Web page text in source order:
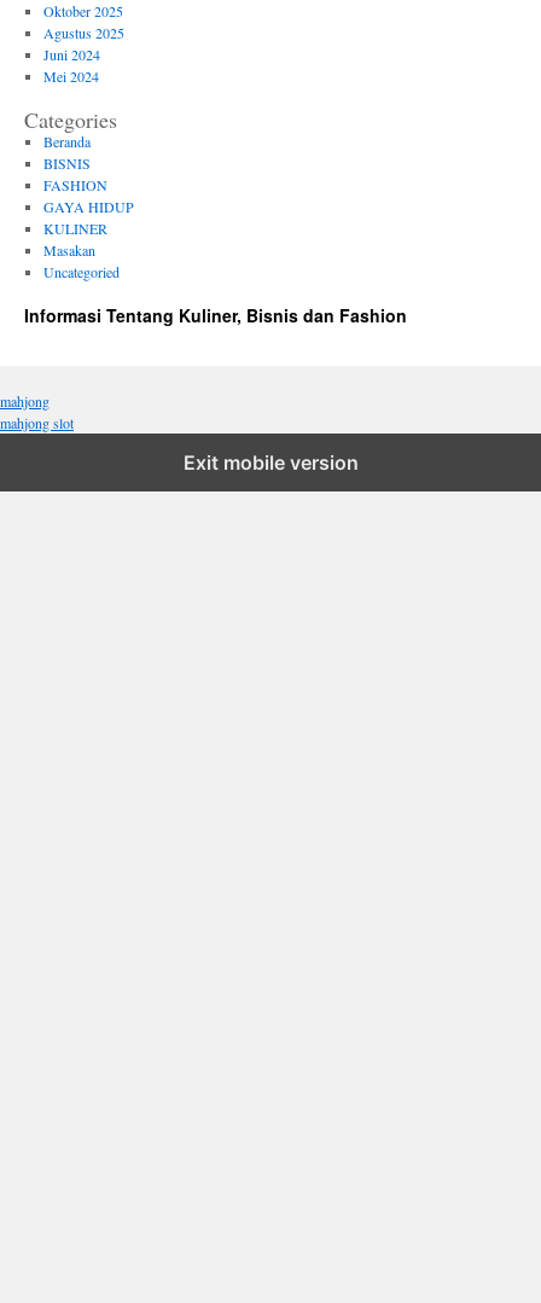
Oktober 2025
Agustus 2025
Juni 2024
Mei 2024
Categories
Beranda
BISNIS
FASHION
GAYA HIDUP
KULINER
Masakan
Uncategoried
Informasi Tentang Kuliner, Bisnis dan Fashion
mahjong
mahjong slot
Exit mobile version